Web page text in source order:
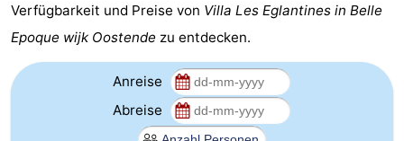
-
Verfügbarkeit und Preise von Villa Les Eglantines in Belle
Epoque wijk Oostende zu entdecken.
Anreise
Abreise